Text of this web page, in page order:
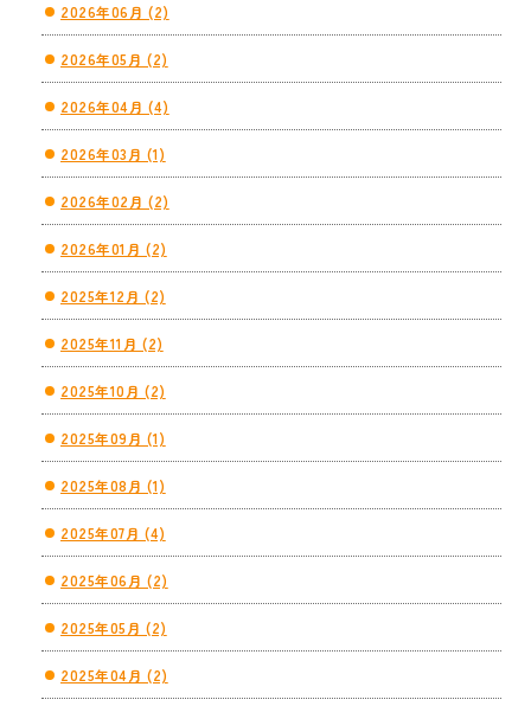
2026年06月 (2)
2026年05月 (2)
2026年04月 (4)
2026年03月 (1)
2026年02月 (2)
2026年01月 (2)
2025年12月 (2)
2025年11月 (2)
2025年10月 (2)
2025年09月 (1)
2025年08月 (1)
2025年07月 (4)
2025年06月 (2)
2025年05月 (2)
2025年04月 (2)